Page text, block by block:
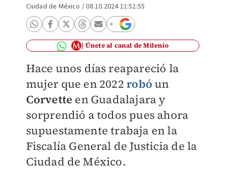
Ciudad de México /08.10.2024 11:52:55
Únete al canal de Milenio
Hace unos días reapareció la
mujer que en 2022 robó un
Corvette en Guadalajara y
sorprendió a todos pues ahora
supuestamente trabaja en la
Fiscalía General de Justicia de la
Ciudad de México.